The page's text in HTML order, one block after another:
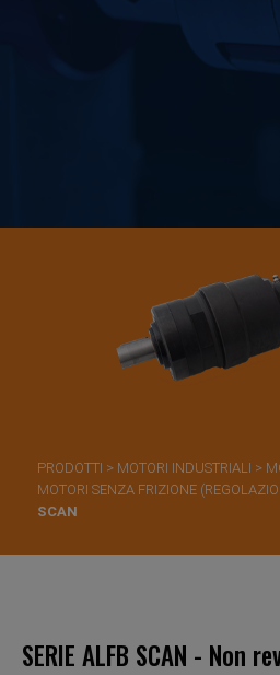
PRODOTTI > MOTORI INDUSTRIALI >
MOTORI SENZA FRIZIONE
SCAN
SERIE ALFB SCAN - Non